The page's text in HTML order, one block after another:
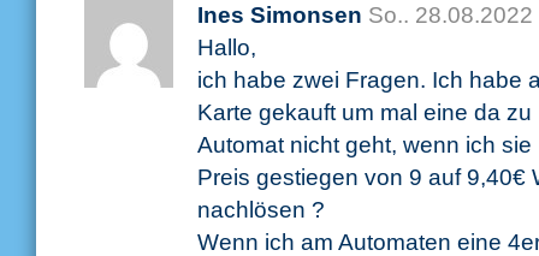
Ines Simonsen So..
Hallo,
ich habe zwei Fragen. Ich habe
Karte gekauft um mal eine da
Automat nicht geht, wenn ich
Preis gestiegen von 9 auf 9,40€
nachlösen ?
Wenn ich am Automaten eine